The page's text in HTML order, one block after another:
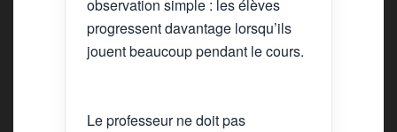
observation simple : les élèves
progressent davantage lorsqu’ils
jouent beaucoup pendant le cours.
Le professeur ne doit pas